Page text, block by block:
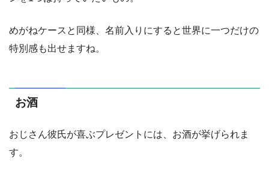
めがねケースと同様、名前入りにすると世界に一つだけの
特別感も出せますね。
お酒
おじさん彼氏が喜ぶプレゼントには、お酒が挙げられま
す。